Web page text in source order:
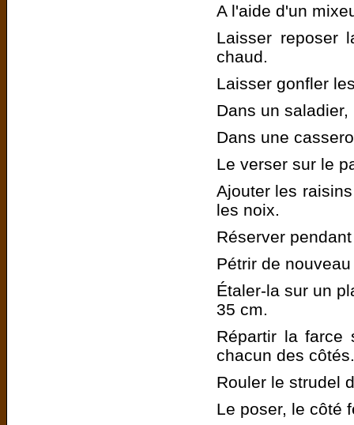
A l'aide d'un
Laisser reposer
chaud.
Laisser gonfler
Dans un
Dans une
Le verser sur le
Ajouter les
les noix.
Réserver
Pétrir de
Étaler-la sur un
35 cm.
Répartir la
chacun des côtés.
Rouler le strudel
Le poser, le côté